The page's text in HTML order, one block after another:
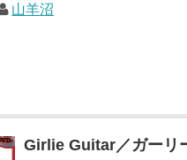
山羊沼
Girlie Guitar／ガーリ